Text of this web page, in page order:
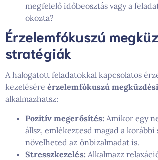
megfelelő időbeosztás vagy a
okozta?
Érzelemfókuszú
stratégiák
A halogatott feladatokkal kapcsolatos
kezelésére érzelemfókuszú
alkalmazhatsz:
Pozitív megerősítés: Amikor egy
állsz, emlékeztesd magad a
növelheted az önbizalmadat is.
Stresszkezelés: Alkalmazz